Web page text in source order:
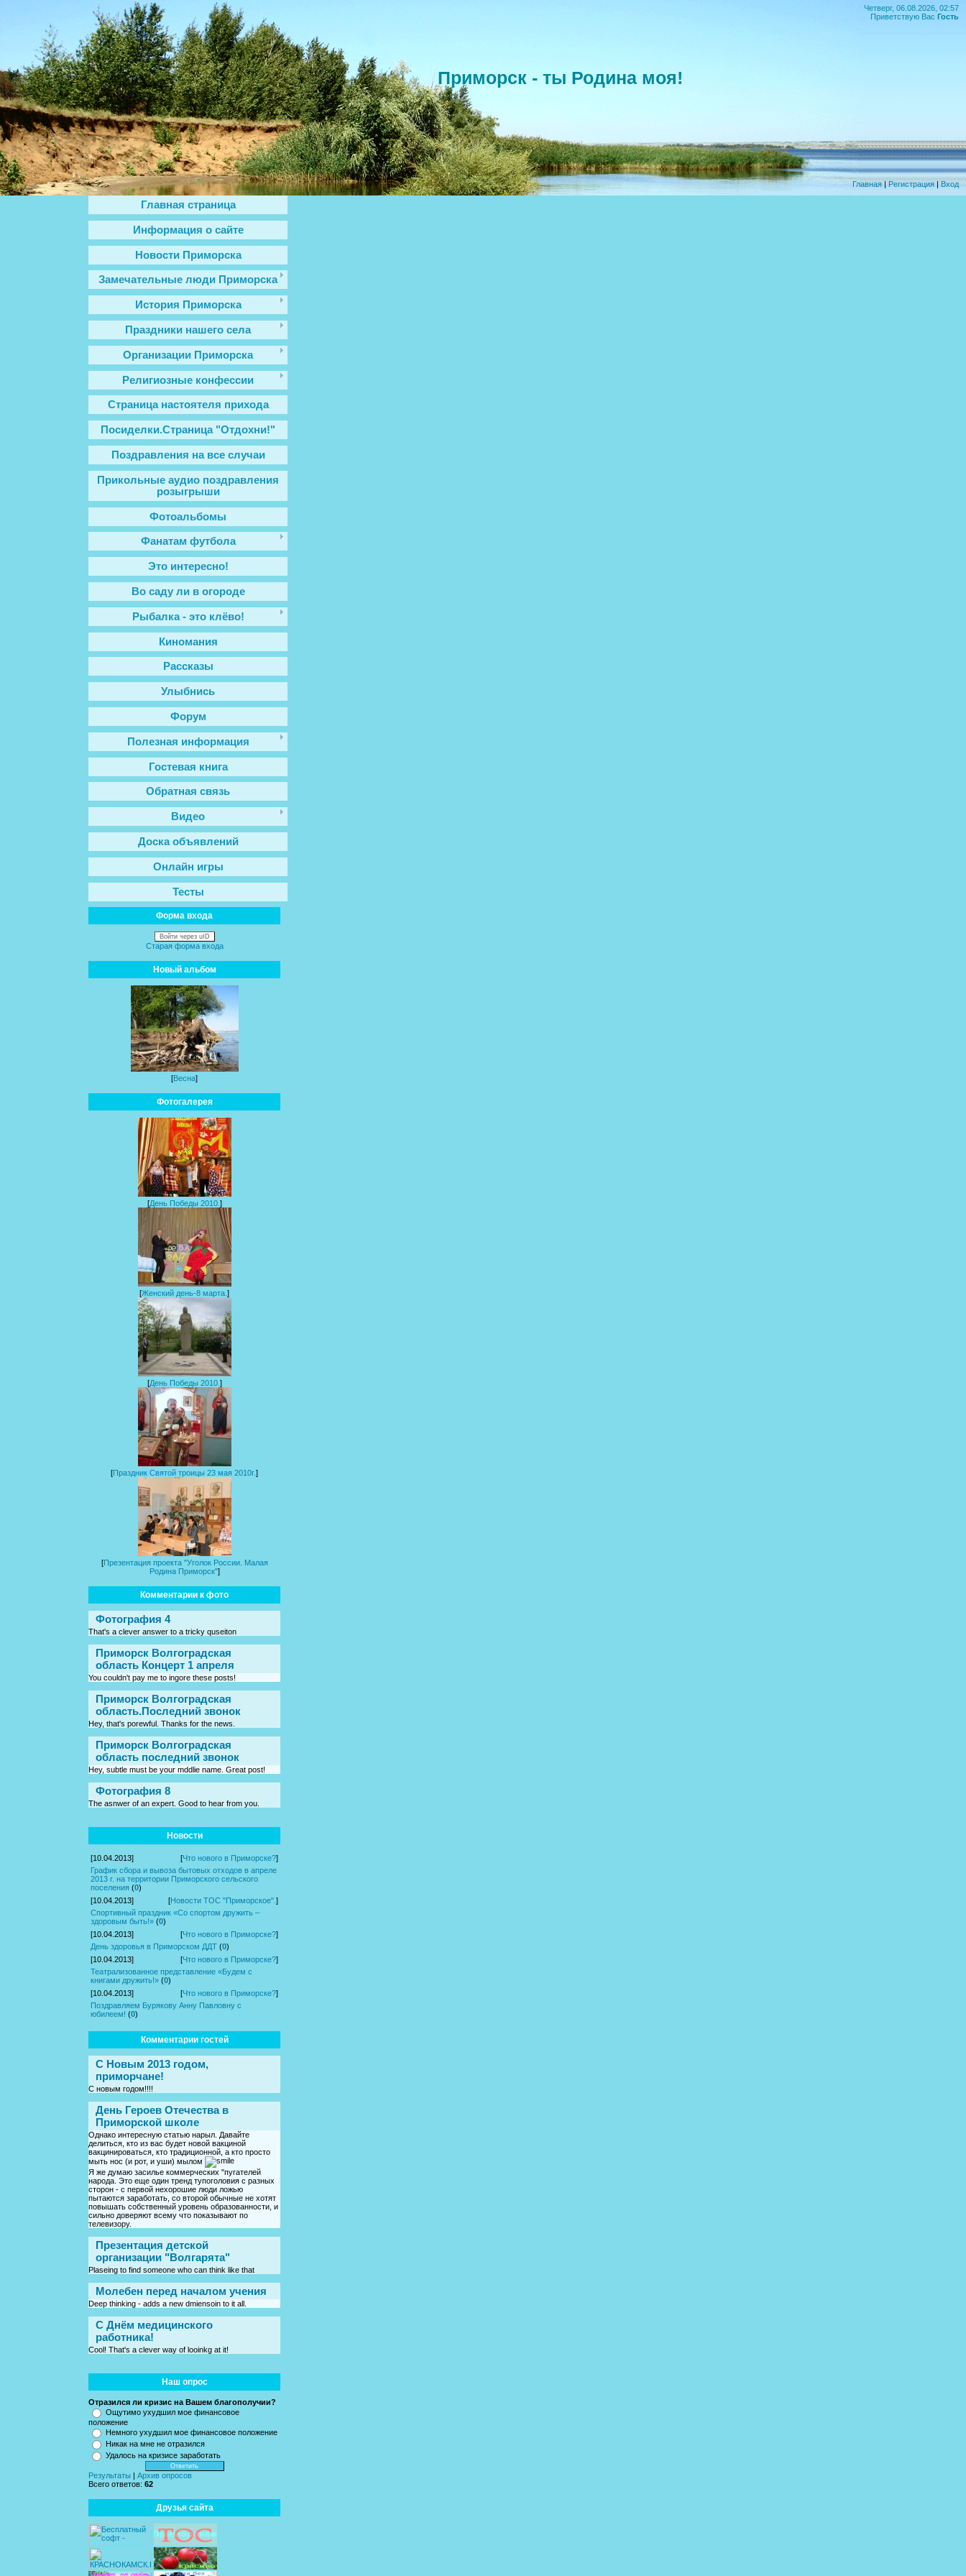
Четверг, 06.08.2026, 02:57
Приветствую Вас Гость
Приморск - ты Родина моя!
Главная|Регистрация|Вход
Главная страница
Информация о сайте
Новости Приморска
Замечательные люди Приморска
История Приморска
Праздники нашего села
Организации Приморска
Религиозные конфессии
Cтраница настоятеля прихода
Посиделки.Страница "Отдохни!"
Поздравления на все случаи
Прикольные аудио поздравления
розыгрыши
Фотоальбомы
Фанатам футбола
Это интересно!
Во саду ли в огороде
Рыбалка - это клёво!
Киномания
Рассказы
Улыбнись
Форум
Полезная информация
Гостевая книга
Обратная связь
Видео
Доска объявлений
Онлайн игры
Тесты
Форма входа
Войти через uID
Старая форма входа
Новый альбом
[Весна]
Фотогалерея
[День Победы 2010. ]
[Женский день-8 марта. ]
[День Победы 2010. ]
[Праздник Святой троицы 23 мая 2010г.]
[Презентация проекта "Уголок России. Малая
Родина Приморск"]
Комментарии к фото
Фотография 4
That's a clever answer to a tricky quseiton
Приморск Волгоградская
область Концерт 1 апреля
You couldn't pay me to ingore these posts!
Приморск Волгоградская
область.Последний звонок
Hey, that's porewful. Thanks for the news.
Приморск Волгоградская
область последний звонок
Hey, subtle must be your mddlie name. Great post!
Фотография 8
The asnwer of an expert. Good to hear from you.
Новости
[10.04.2013] [Что нового в Приморске?]
График сбора и вывоза бытовых отходов в апреле
2013 г. на территории Приморского сельского
поселения (0)
[10.04.2013]
[Новости ТОС "Приморское". ]
Спортивный праздник «Со спортом дружить –
здоровым быть!» (0)
[10.04.2013]
[Что нового в Приморске?]
День здоровья в Приморском ДДТ (0)
[10.04.2013]
[Что нового в Приморске?]
Театрализованное представление «Будем с
книгами дружить!» (0)
[10.04.2013]
[Что нового в Приморске?]
Поздравляем Бурякову Анну Павловну с
юбилеем! (0)
Комментарии гостей
С Новым 2013 годом,
приморчане!
С новым годом!!!!
День Героев Отечества в
Приморской школе
Однако интересную статью нарыл. Давайте
делиться, кто из вас будет новой вакциной
вакцинироваться, кто традиционной, а кто просто
мыть нос (и рот, и уши) мылом
Я же думаю засилье коммерческих "пугателей
народа. Это еще один тренд тупоголовия с разных
сторон - с первой нехорошие люди ложью
пытаются заработать, со второй обычные не хотят
повышать собственный уровень образованности, и
сильно доверяют всему что показывают по
телевизору.
Презентация детской
организации "Волгарята"
Plaseing to find someone who can think like that
Молебен перед началом учения
Deep thinking - adds a new dmiensoin to it all.
C Днём медицинского
работника!
Cool! That's a clever way of looinkg at it!
Наш опрос
Отразился ли кризис на Вашем благополучии?
Ощутимо ухудшил мое финансовое
положение
Немного ухудшил мое финансовое положение
Никак на мне не отразился
Удалось на кризисе заработать
Результаты
Архив опросов
Всего ответов: 62
Друзья сайта